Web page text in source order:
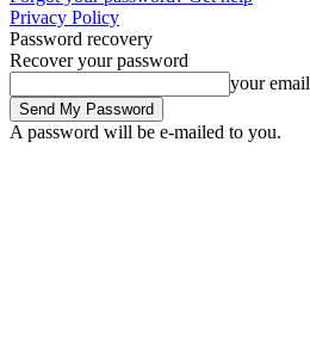
Privacy Policy
Password recovery
Recover your password
your email
A password will be e-mailed to you.